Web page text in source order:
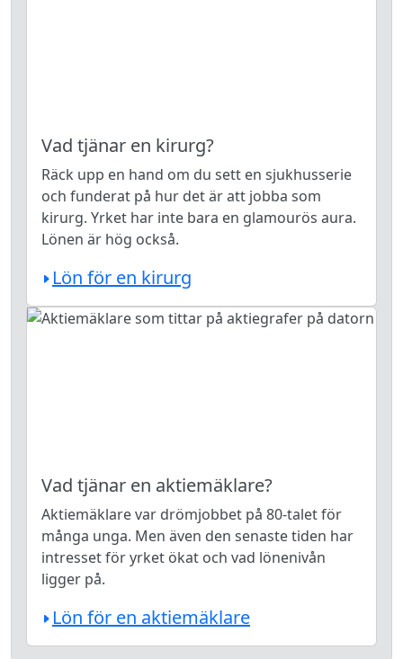
Vad tjänar en kirurg?
Räck upp en hand om du sett en sjukhusserie
och funderat på hur det är att jobba som
kirurg. Yrket har inte bara en glamourös aura.
Lönen är hög också.
Lön för en kirurg
Vad tjänar en aktiemäklare?
Aktiemäklare var drömjobbet på 80-talet för
många unga. Men även den senaste tiden har
intresset för yrket ökat och vad lönenivån
ligger på.
Lön för en aktiemäklare